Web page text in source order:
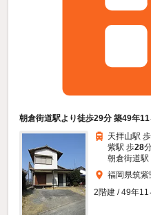
朝倉街道駅より徒歩29分 築49年
天拝山駅 歩
紫駅 歩28
朝倉街道駅
福岡県筑
2階建 / 49年11